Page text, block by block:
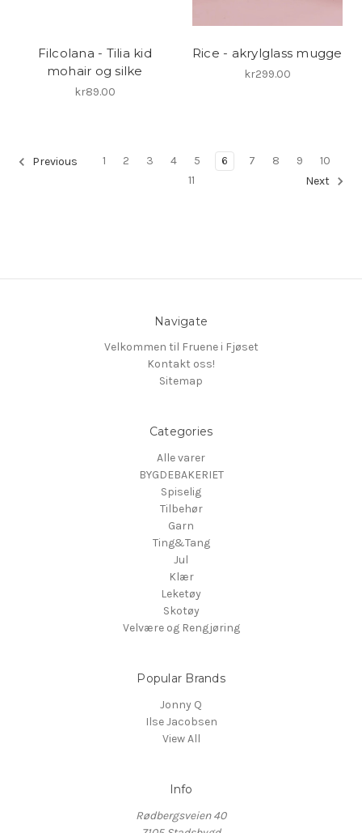
Filcolana - Tilia kid
mohair og silke
kr89.00
Rice - akrylglass mugge
kr299.00
Previous 1 2 3 4 5 6 7 8 9
10
11
Next
Navigate
Velkommen til Fruene i Fjøset
Kontakt oss!
Sitemap
Categories
Alle varer
BYGDEBAKERIET
Spiselig
Tilbehør
Garn
Ting&Tang
Jul
Klær
Leketøy
Skotøy
Velvære og Rengjøring
Popular Brands
Jonny Q
Ilse Jacobsen
View All
Info
Rødbergsveien 40